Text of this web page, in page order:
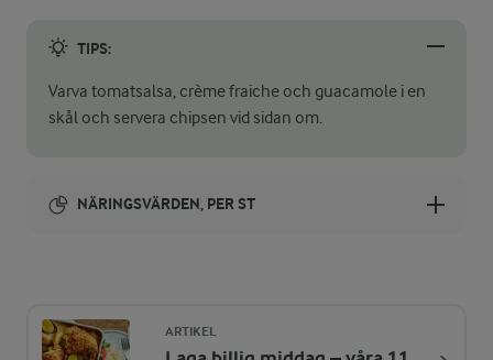
TIPS:
Varva tomatsalsa, crème fraiche och guacamole i en
skål och servera chipsen vid sidan om.
NÄRINGSVÄRDEN, PER ST
ARTIKEL